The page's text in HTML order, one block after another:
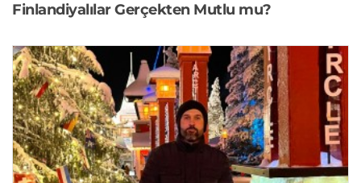
Finlandiyalılar Gerçekten Mutlu mu?